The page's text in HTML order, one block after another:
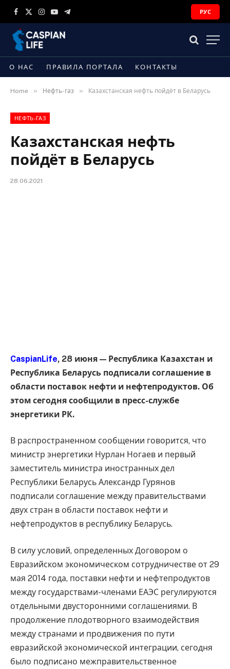
Facebook
X
Instagram
YouTubeTelegram
РУС
О НАС ПРАВИЛА ПОРТАЛА КОНТАКТЫ
Home » Нефть-газ » Казахстанская нефть пойдёт в Беларусь
НЕФТЬ-ГАЗ
Казахстанская нефть
пойдёт в Беларусь
28.06.2021
CaspianLife, 28 июня — Республика Казахстан и
Республика Беларусь подписали соглашение в
области поставок нефти и нефтепродуктов. Об
этом сегодня сообщили в пресс-службе
энергетики РК.
В распространенном сообщении говорится, что
министр энергетики Нурлан Ногаев и первый
заместитель министра иностранных дел
Республики Беларусь Александр Гурянов
подписали соглашение между правительствами
двух стран в области поставок нефти и
нефтепродуктов в республику Беларусь.
В силу условий, определенных Договором о
Евразийском экономическом сотрудничестве от 29
мая 2014 года, поставки нефти и нефтепродуктов
между государствами-членами ЕАЭС регулируются
отдельными двусторонними соглашениями. В
продолжение плодотворного взаимодействия
между странами и продвижения по пути
евразийской экономической интеграции, сегодня
было подписано межправительственное